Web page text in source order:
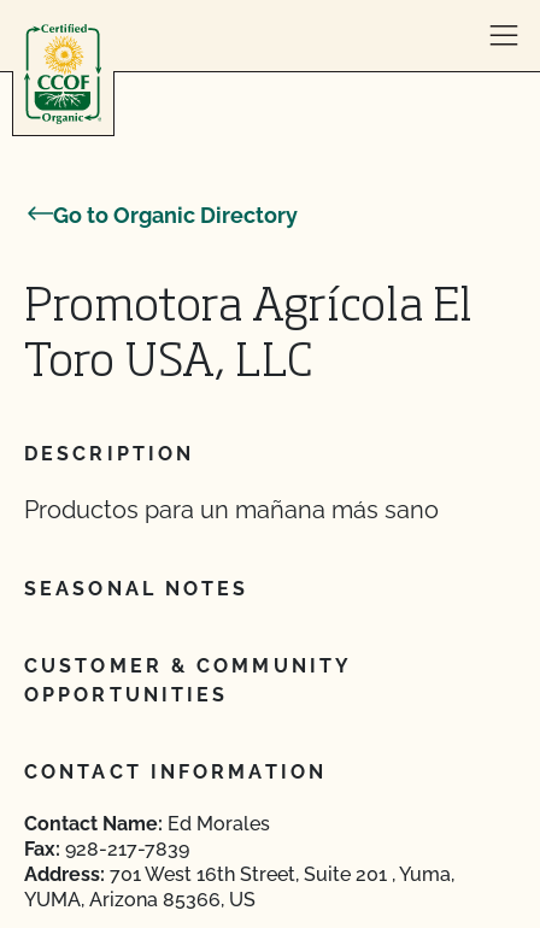
Go to Organic Directory
Promotora Agrícola El
Toro USA, LLC
DESCRIPTION
Productos para un mañana más sano
SEASONAL NOTES
CUSTOMER & COMMUNITY
OPPORTUNITIES
CONTACT INFORMATION
Contact Name: Ed Morales
Fax: 928-217-7839
Address: 701 West 16th Street, Suite 201 , Yuma,
YUMA, Arizona 85366, US